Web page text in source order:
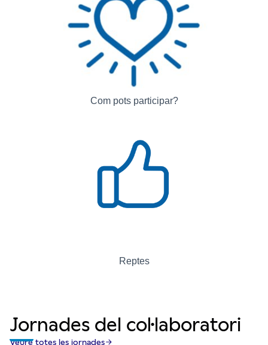
Com pots participar?
Reptes
Jornades del col·laboratori
Veure totes les jornades